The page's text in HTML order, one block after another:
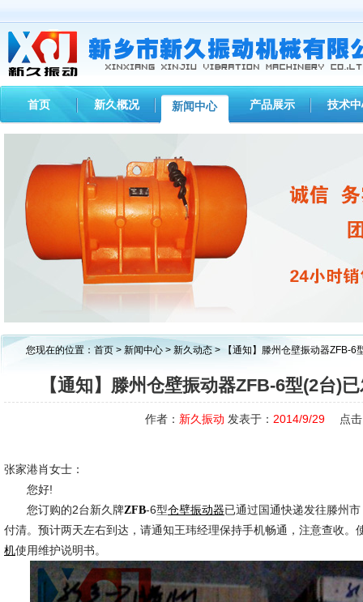
首页 新久概况 新闻中心 产品展示 技术
您现在的位置： 首页 > 新闻中心 > 新久动态 > 【通知】滕州仓壁振动器ZFB-6
【通知】滕州仓壁振动器ZFB-6型(2台)
作者： 新久振动 发表于： 2014/9/29 点击
张家港肖女士：
您好!
您订购的2台新久牌ZFB-6型仓壁振动器已通过国通快递发往滕州
付清。预计两天左右到达，请通知王玮经理保持手机畅通，注意查收。
机使用维护说明书。